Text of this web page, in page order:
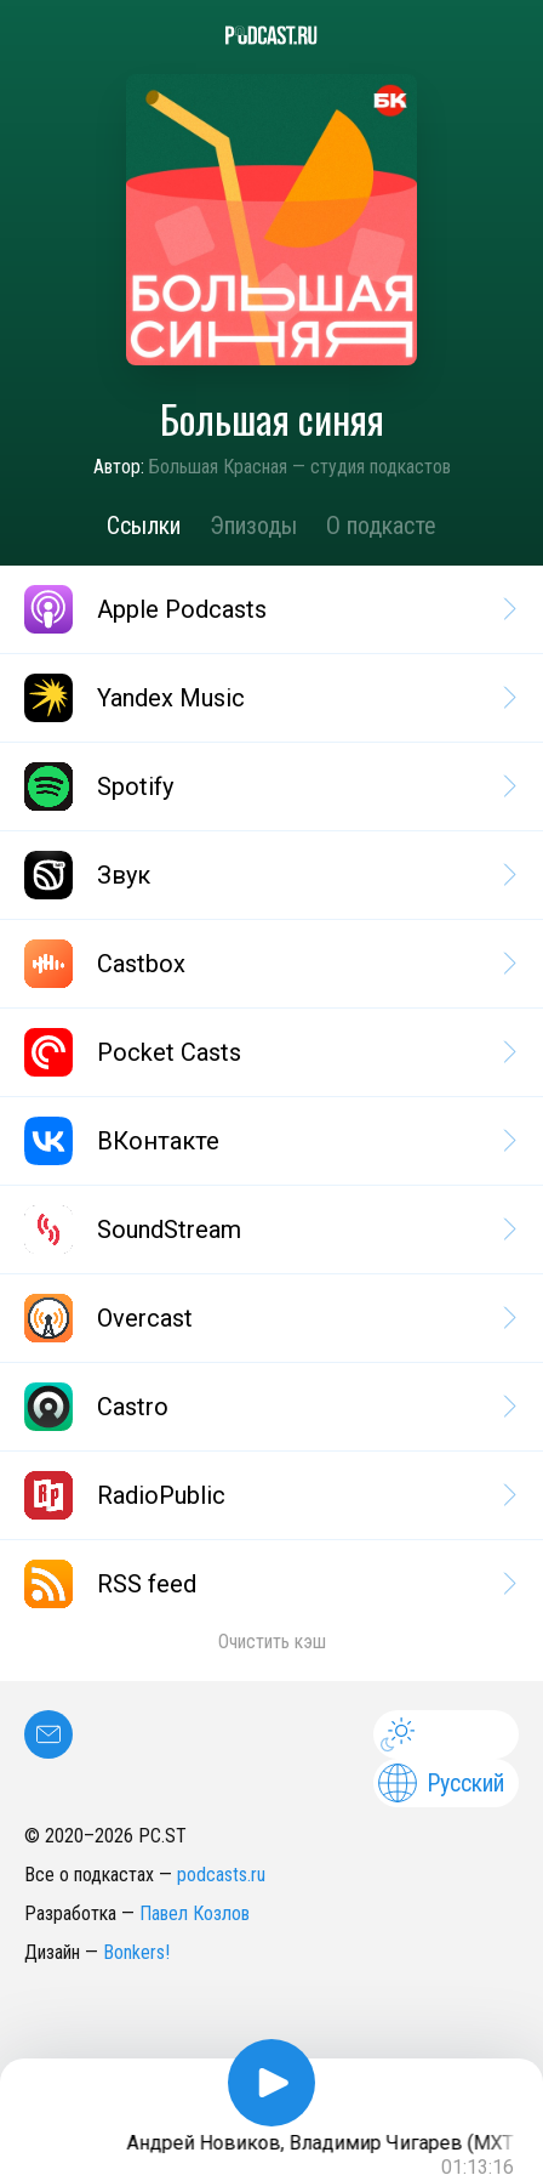
Большая синяя
Автор: Большая Красная — студия подкастов
Ссылки Эпизоды О подкасте
Apple Podcasts
Yandex Music
Spotify
Звук
Castbox
Pocket Casts
ВКонтакте
SoundStream
Overcast
Castro
RadioPublic
RSS feed
Очистить кэш
Русский
© 2020–2026 PC.ST
Все о подкастах — podcasts.ru
Разработка — Павел Козлов
Дизайн — Bonkers!
Андрей Новиков, Владимир Чигарев (МХТ
01:13:16